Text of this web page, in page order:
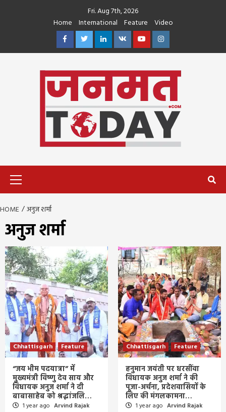
Fri. Aug 7th, 2026
Home
International Feature
Video
FacebookTwitterLinkedin
VK YoutubeInstagram
HOME अनुज शर्मा
अनुज शर्मा
Chhattisgarh Feature
“जय भीम पदयात्रा” में
मुख्यमंत्री विष्णु देव साय और
विधायक अनुज शर्मा ने दी
बाबासाहेब को श्रद्धांजलि…
1 year ago Arvind Rajak
Chhattisgarh Feature
हनुमान जयंती पर धरसींवा
विधायक अनुज शर्मा ने की
पूजा-अर्चना, प्रदेशवासियों के
लिए की मंगलकामना…
1 year ago Arvind Rajak